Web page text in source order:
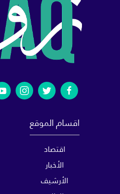
اقسام الموقع
اقتصاد
الأخبار
الأرشيف